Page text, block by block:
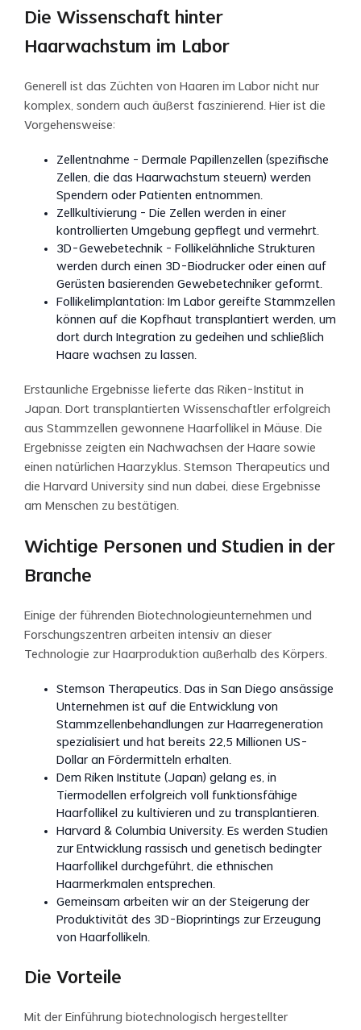
Die Wissenschaft hinter
Haarwachstum im Labor
Generell ist das Züchten von Haaren im Labor nicht nur
komplex, sondern auch äußerst faszinierend. Hier ist die
Vorgehensweise:
Zellentnahme – Dermale Papillenzellen (spezifische
Zellen, die das Haarwachstum steuern) werden
Spendern oder Patienten entnommen.
Zellkultivierung – Die Zellen werden in einer
kontrollierten Umgebung gepflegt und vermehrt.
3D-Gewebetechnik – Follikelähnliche Strukturen
werden durch einen 3D-Biodrucker oder einen auf
Gerüsten basierenden Gewebetechniker geformt.
Follikelimplantation: Im Labor gereifte Stammzellen
können auf die Kopfhaut transplantiert werden, um
dort durch Integration zu gedeihen und schließlich
Haare wachsen zu lassen.
Erstaunliche Ergebnisse lieferte das Riken-Institut in
Japan. Dort transplantierten Wissenschaftler erfolgreich
aus Stammzellen gewonnene Haarfollikel in Mäuse. Die
Ergebnisse zeigten ein Nachwachsen der Haare sowie
einen natürlichen Haarzyklus. Stemson Therapeutics und
die Harvard University sind nun dabei, diese Ergebnisse
am Menschen zu bestätigen.
Wichtige Personen und Studien in der
Branche
Einige der führenden Biotechnologieunternehmen und
Forschungszentren arbeiten intensiv an dieser
Technologie zur Haarproduktion außerhalb des Körpers.
Stemson Therapeutics. Das in San Diego ansässige
Unternehmen ist auf die Entwicklung von
Stammzellenbehandlungen zur Haarregeneration
spezialisiert und hat bereits 22,5 Millionen US-
Dollar an Fördermitteln erhalten.
Dem Riken Institute (Japan) gelang es, in
Tiermodellen erfolgreich voll funktionsfähige
Haarfollikel zu kultivieren und zu transplantieren.
Harvard & Columbia University. Es werden Studien
zur Entwicklung rassisch und genetisch bedingter
Haarfollikel durchgeführt, die ethnischen
Haarmerkmalen entsprechen.
Gemeinsam arbeiten wir an der Steigerung der
Produktivität des 3D-Bioprintings zur Erzeugung
von Haarfollikeln.
Die Vorteile
Mit der Einführung biotechnologisch hergestellter